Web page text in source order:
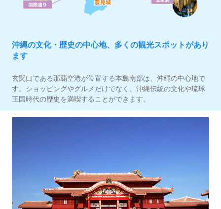
沖縄の文化・歴史の中心地、多くの観光スポットがあり
ます
玄関口である那覇空港が位置する本島南部は、沖縄の中心地で
す。ショッピングやグルメだけでなく、沖縄伝統の文化や琉球
王国時代の歴史を満喫することができます。